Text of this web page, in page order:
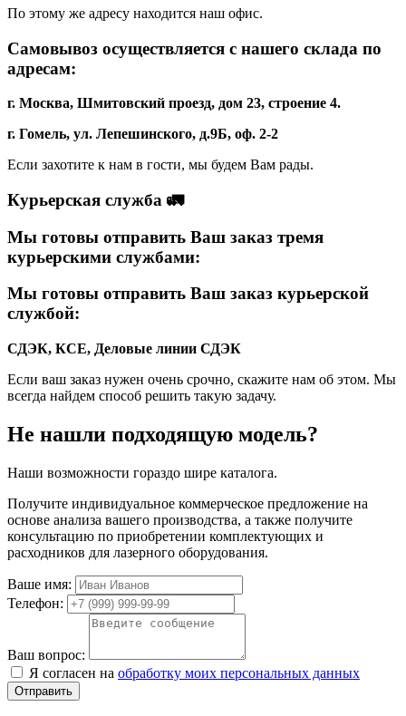
По этому же адресу находится наш офис.
Самовывоз осуществляется с нашего склада по
адресам:
г. Москва, Шмитовский проезд, дом 23, строение 4.
г. Гомель, ул. Лепешинского, д.9Б, оф. 2-2
Если захотите к нам в гости, мы будем Вам рады.
Курьерская служба 🚛
Мы готовы отправить Ваш заказ тремя
курьерскими службами:
Мы готовы отправить Ваш заказ курьерской
службой:
СДЭК, КСЕ, Деловые линии СДЭК
Если ваш заказ нужен очень срочно, скажите нам об этом. Мы
всегда найдем способ решить такую задачу.
Не нашли подходящую модель?
Наши возможности гораздо шире каталога.
Получите индивидуальное коммерческое предложение на
основе анализа вашего производства, а также получите
консультацию по приобретении комплектующих и
расходников для лазерного оборудования.
Ваше имя:
Телефон:
Ваш вопрос:
Я согласен на обработку моих персональных данных
Отправить